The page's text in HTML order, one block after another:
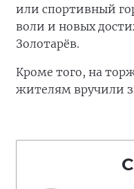
или спортивный
воли и новых
Золотарёв.
Кроме того, на
жителям вручили